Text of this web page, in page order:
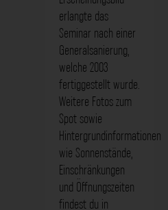
erlangte das
Seminar nach einer
Generalsanierung,
welche 2003
fertiggestellt wurde.
Weitere Fotos zum
Spot sowie
Hintergrundinformationen
wie Sonnenstände,
Einschränkungen
und Öffnungszeiten
findest du in